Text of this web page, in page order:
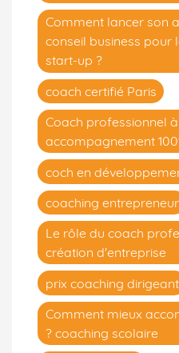
Comment lancer son
conseil business pour
start-up ?
coach certifié Paris
Coach professionnel
accompagnement
coch en
coaching entrepreneur
Le rôle du coach
création d'entreprise
prix coaching dirigeant
Comment mieux
? coaching scolaire